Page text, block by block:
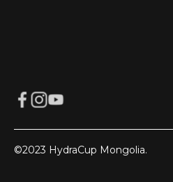
©2023 HydraCup Mongolia.